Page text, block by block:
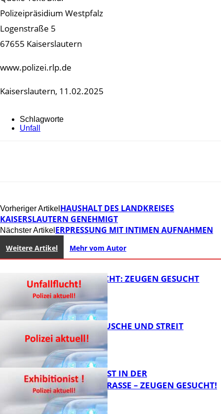
Polizeipräsidium Westpfalz
Logenstraße 5
67655 Kaiserslautern
www.polizei.rlp.de
Kaiserslautern, 11.02.2025
Schlagworte
Unfall
Vorheriger Artikel HAUSHALT DES LANDKREISES
KAISERSLAUTERN GENEHMIGT
Nächster Artikel ERPRESSUNG MIT INTIMEN AUFNAHMEN
Weitere Artikel Mehr vom Autor
UNFALLFLUCHT: ZEUGEN GESUCHT
KNALLGERÄUSCHE UND STREIT
EXHIBITIONIST IN DER
VELMANNSTRASSE – ZEUGEN GESUCHT!